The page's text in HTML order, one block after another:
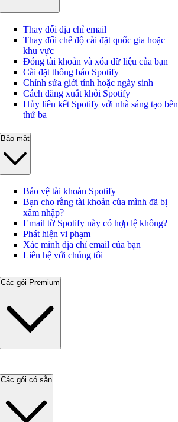
Thay đổi địa chỉ email
Thay đổi chế độ cài đặt quốc gia hoặc
khu vực
Đóng tài khoản và xóa dữ liệu của bạn
Cài đặt thông báo Spotify
Chỉnh sửa giới tính hoặc ngày sinh
Cách đăng xuất khỏi Spotify
Hủy liên kết Spotify với nhà sáng tạo bên
thứ ba
Bảo mật
Bảo vệ tài khoản Spotify
Bạn cho rằng tài khoản của mình đã bị
xâm nhập?
Email từ Spotify này có hợp lệ không?
Phát hiện vi phạm
Xác minh địa chỉ email của bạn
Liên hệ với chúng tôi
Các gói Premium
Các gói có sẵn